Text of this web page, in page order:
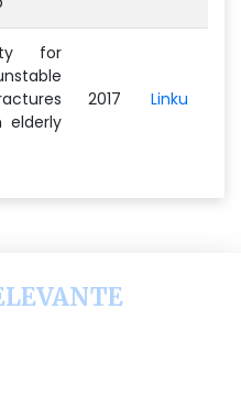
for
elderly
2017 Linku